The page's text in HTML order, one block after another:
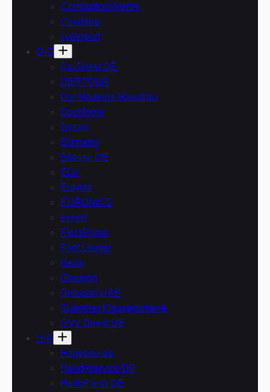
Computeruniverse
Coolblue
cyberport
D-G
Da-Direkt DE
DERTOUR
Die Moderne Hausfrau
DocMorris
Dyson
Eismann
Ellesse DE
ELV
Eufylife
EURONICS
expert
FloraPrima
Foot Locker
Geox
Groupon
Groupon UAE
Guenther Klassenlotterie
GVV Direkt DE
H-K
Hagebau.de
Handyservice DE
HelloFresh DE